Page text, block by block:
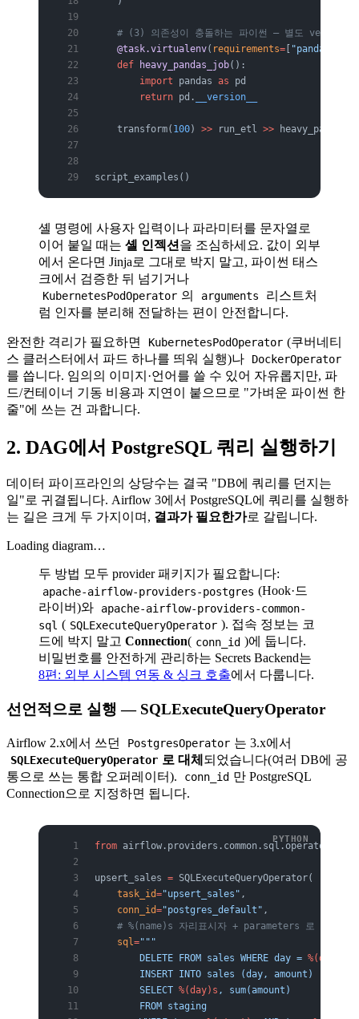
# (3) 의존성이 충돌하는 파이썬 — 별도 venv에서
    @task.virtualenv
( requirements= [
    def
heavy_pandas_job():
        import
pandas as pd
        return
pd. __version__
    transform(
100) >> run_etl >>
script_examples()
셸 명령에 사용자 입력이나 파라미터를 문자열로
이어 붙일 때는 셸 인젝션 을 조심하세요. 값이 외부
에서 온다면 Jinja로 그대로 박지 말고, 파이썬 태스
크에서 검증한 뒤 넘기거나
KubernetesPodOperator 의 arguments
리스트처
럼 인자를 분리해 전달하는 편이 안전합니다.
완전한 격리가 필요하면 KubernetesPodOperator (쿠버네티
스 클러스터에서 파드 하나를 띄워 실행)나
DockerOperator
를 씁니다. 임의의 이미지·언어를 쓸 수 있어 자유롭지만, 파
드/컨테이너 기동 비용과 지연이 붙으므로 "가벼운 파이썬 한
줄"에 쓰는 건 과합니다.
2. DAG에서 PostgreSQL 쿼리 실행하기
데이터 파이프라인의 상당수는 결국 "DB에 쿼리를 던지는
일"로 귀결됩니다. Airflow 3에서 PostgreSQL에 쿼리를 실행하
는 길은 크게 두 가지이며, 결과가 필요한가로 갈립니다.
Loading diagram…
두 방법 모두 provider 패키지가 필요합니다:
apache-airflow-providers-postgres (Hook·드
라이버)와
apache-airflow-providers-common-
sql ( SQLExecuteQueryOperator ). 접속 정보는 코
드에 박지 말고 Connection( conn_id )에 둡니다.
비밀번호를 안전하게 관리하는 Secrets Backend는
8편: 외부 시스템 연동 & 싱크 호출에서 다룹니다.
선언적으로 실행 — SQLExecuteQueryOperator
Airflow 2.x에서 쓰던 PostgresOperator 는 3.x에서
SQLExecuteQueryOperator 로 대체 되었습니다(여러 DB에 공
통으로 쓰는 통합 오퍼레이터).
conn_id 만 PostgreSQL
Connection으로 지정하면 됩니다.
from
upsert_sales = SQLExecuteQueryOperator(
    task_id
="upsert_sales" ,
    conn_id
="postgres_default" ,
# %(name)s 자리표시자 + parameters 로 바인딩
    sql
="""
        DELETE FROM sales WHERE day =
%(day)s
        INSERT INTO sales (day, amount)
        SELECT
%(day)s , sum(amount)
        FROM staging